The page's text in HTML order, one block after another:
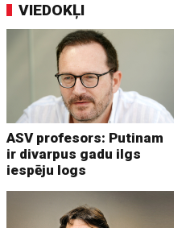
VIEDOKĻI
ASV profesors: Putinam
ir divarpus gadu ilgs
iespēju logs